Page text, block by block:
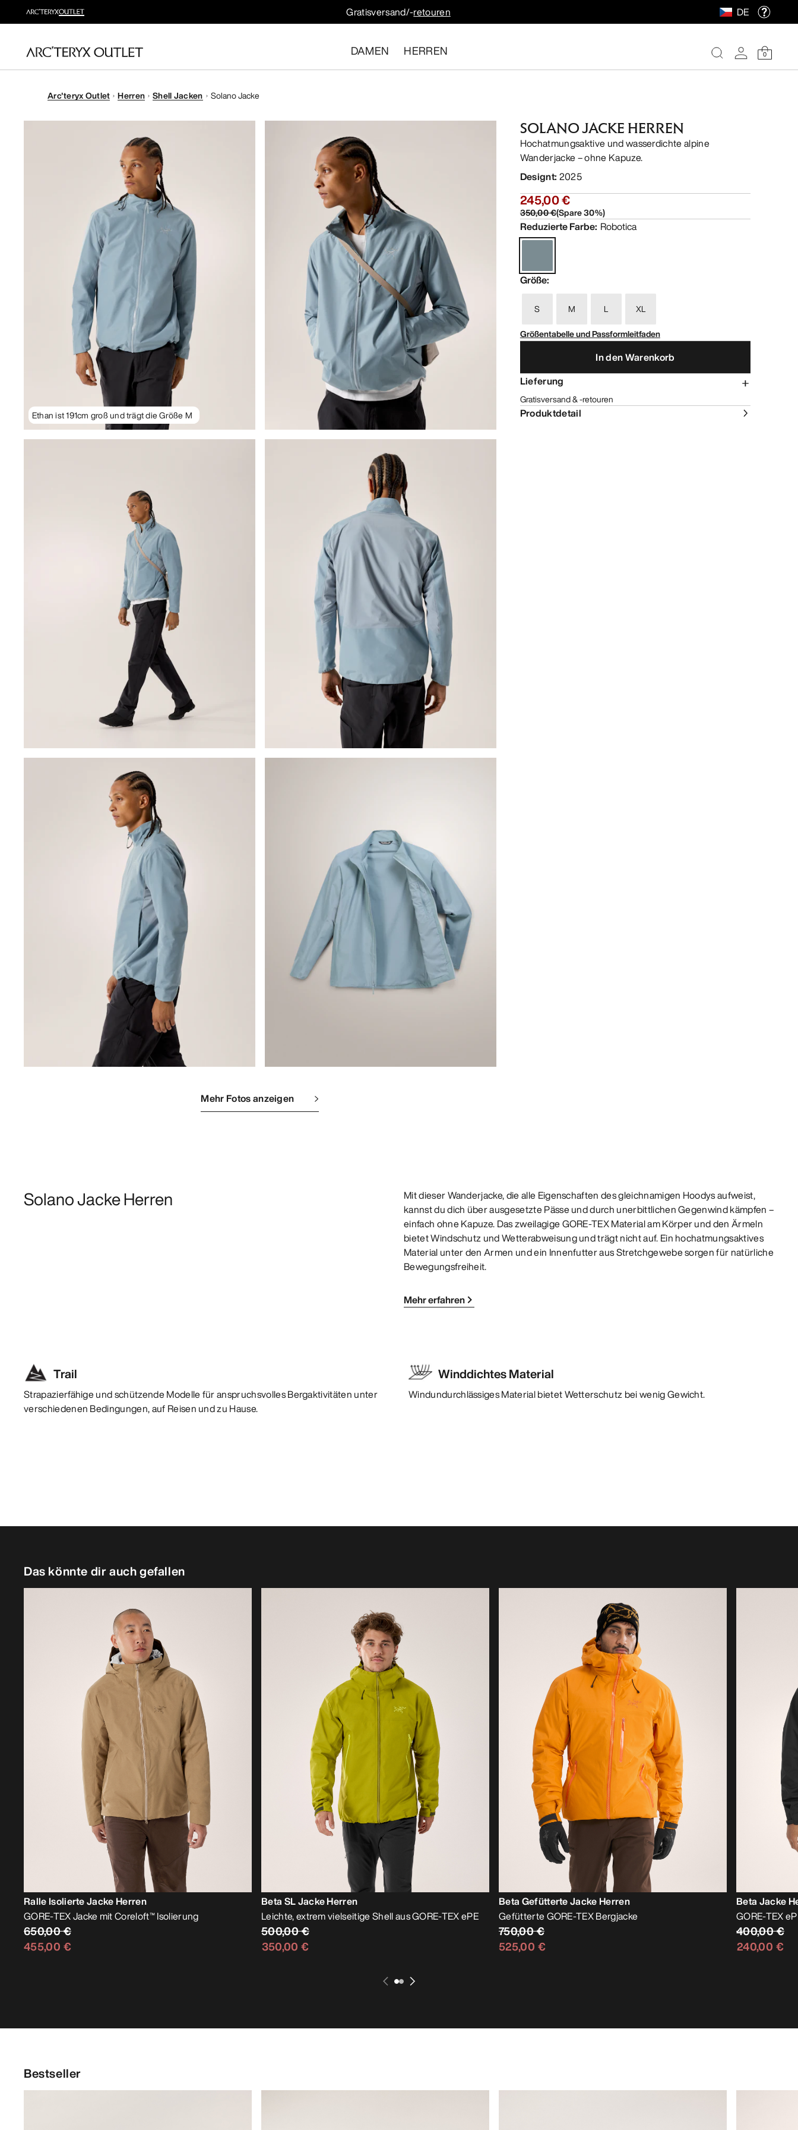
Gratisversand/-retouren DE
DAMEN HERREN 0
Arc'teryx Outlet Herren Shell Jacken Solano Jacke
Ethan ist 191cm groß und trägt die Größe M
Mehr Fotos anzeigen
SOLANO JACKE HERREN
Hochatmungsaktive und wasserdichte alpine
Wanderjacke – ohne Kapuze.
Designt: 2025
245,00 €
350,00 €(Spare30%)
Reduzierte Farbe: Robotica
Größe:
S M L
XL
Größentabelle und Passformleitfaden
In den Warenkorb
Lieferung
Gratisversand & -retouren
Produktdetail
Solano Jacke Herren
Mit dieser Wanderjacke, die alle Eigenschaften des gleichnamigen Hoodys aufweist,
kannst du dich über ausgesetzte Pässe und durch unerbittlichen Gegenwind kämpfen –
einfach ohne Kapuze. Das zweilagige GORE-TEX Material am Körper und den Ärmeln
bietet Windschutz und Wetterabweisung und trägt nicht auf. Ein hochatmungsaktives
Material unter den Armen und ein Innenfutter aus Stretchgewebe sorgen für natürliche
Bewegungsfreiheit.
Mehr erfahren
Trail
Strapazierfähige und schützende Modelle für anspruchsvolles Bergaktivitäten unter
verschiedenen Bedingungen, auf Reisen und zu Hause.
Winddichtes Material
Windundurchlässiges Material bietet Wetterschutz bei wenig Gewicht.
Das könnte dir auch gefallen
Ralle Isolierte Jacke Herren
GORE-TEX Jacke mit Coreloft™ Isolierung
650,00 €
455,00 €
Beta SL Jacke Herren
Leichte, extrem vielseitige Shell aus GORE-TEX ePE
500,00 €
350,00 €
Beta Gefütterte Jacke Herren
Gefütterte GORE-TEX Bergjacke
750,00 €
525,00 €
Beta Jacke
GORE-TEX
400,00 €
240,00 €
Bestseller